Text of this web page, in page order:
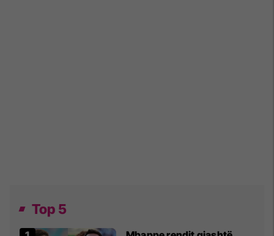
Top 5